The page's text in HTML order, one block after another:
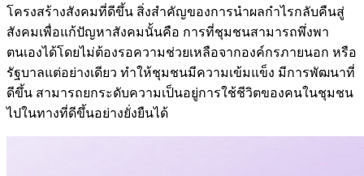
โครงสร้างสังคมที่ดีขึ้น สิ่งสำคัญของการนำผลกำไรกลับคืนสู่
สังคมเพื่อแก้ปัญหาสังคมนั้นคือ การที่ชุมชนสามารถพึ่งพา
ตนเองได้โดยไม่ต้องรอความช่วยเหลือจากองค์กรภายนอก หรือ
รัฐบาลแต่อย่างเดียว ทำให้ชุมชนมีความเข้มแข็ง มีการพัฒนาที่
ดีขึ้น สามารถยกระดับความเป็นอยู่การใช้ชีวิตของคนในชุมชน
ไปในทางที่ดีขึ้นอย่างยั่งยืนได้